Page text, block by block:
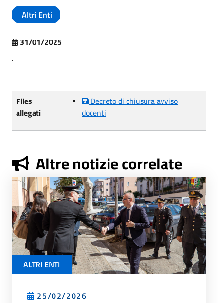
Altri Enti
31/01/2025
.
Files
allegati
Decreto di chiusura avviso
docenti
Altre notizie correlate
ALTRI ENTI
25/02/2026